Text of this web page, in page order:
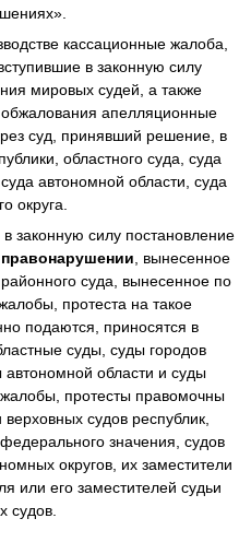
кассационные жалоба,
в законную силу
мировых судей, а также
апелляционные
суд, принявший решение, в
областного суда, суда
автономной области, суда
округа.
законную силу постановление
, вынесенное
суда, вынесенное по
протеста на такое
подаются, приносятся в
суды, суды городов
области и суды
протесты правомочны
судов республик,
значения, судов
округов, их заместители
или его заместителей судьи
судов.